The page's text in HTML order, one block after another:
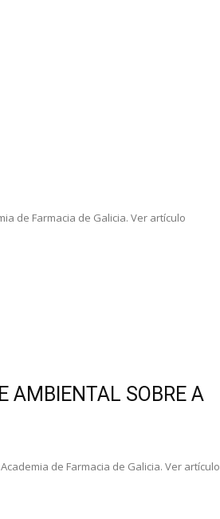
de Farmacia de Galicia. Ver artículo
AMBIENTAL SOBRE A
de Farmacia de Galicia. Ver artículo